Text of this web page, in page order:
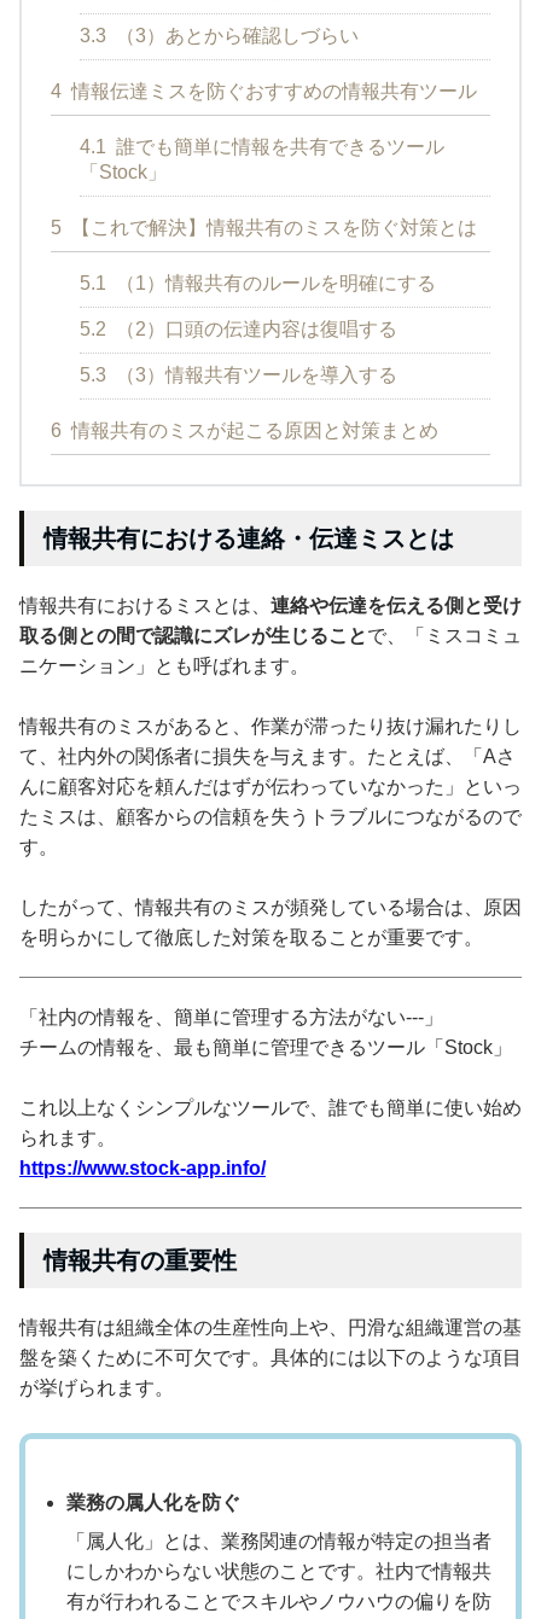
3.3 （3）あとから確認しづらい
4 情報伝達ミスを防ぐおすすめの情報共有ツール
4.1 誰でも簡単に情報を共有できるツール
「Stock」
5 【これで解決】情報共有のミスを防ぐ対策とは
5.1 （1）情報共有のルールを明確にする
5.2 （2）口頭の伝達内容は復唱する
5.3 （3）情報共有ツールを導入する
6 情報共有のミスが起こる原因と対策まとめ
情報共有における連絡・伝達ミスとは
情報共有におけるミスとは、 連絡や伝達を伝える側と受け
取る側との間で認識にズレが生じることで、「ミスコミュ
ニケーション」とも呼ばれます。
情報共有のミスがあると、作業が滞ったり抜け漏れたりし
て、社内外の関係者に損失を与えます。たとえば、「Aさ
んに顧客対応を頼んだはずが伝わっていなかった」といっ
たミスは、顧客からの信頼を失うトラブルにつながるので
す。
したがって、情報共有のミスが頻発している場合は、原因
を明らかにして徹底した対策を取ることが重要です。
「社内の情報を、簡単に管理する方法がない---」
チームの情報を、最も簡単に管理できるツール「Stock」
これ以上なくシンプルなツールで、誰でも簡単に使い始め
られます。
https://www.stock-app.info/
情報共有の重要性
情報共有は組織全体の生産性向上や、円滑な組織運営の基
盤を築くために不可欠です。具体的には以下のような項目
が挙げられます。
業務の属人化を防ぐ
「属人化」とは、業務関連の情報が特定の担当者
にしかわからない状態のことです。社内で情報共
有が行われることでスキルやノウハウの偏りを防